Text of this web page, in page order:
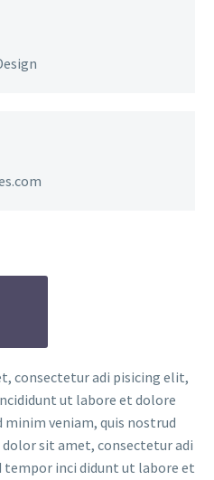
consectetur adi pisicing elit,
ut labore et dolore
minim veniam, quis nostrud
sit amet, consectetur adi
tempor inci didunt ut labore et